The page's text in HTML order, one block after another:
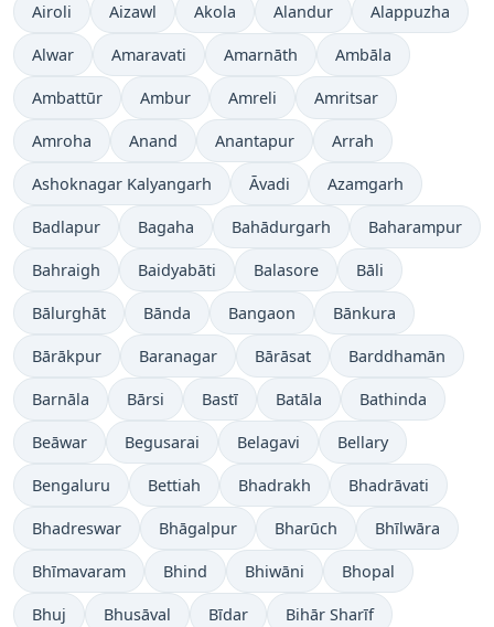
Airoli Aizawl Akola Alandur Alappuzha
Alwar Amaravati Amarnāth Ambāla
Ambattūr Ambur Amreli Amritsar
Amroha Anand Anantapur Arrah
Ashoknagar Kalyangarh Āvadi Azamgarh
Badlapur Bagaha Bahādurgarh Baharampur
Bahraigh Baidyabāti Balasore Bāli
Bālurghāt Bānda Bangaon Bānkura
Bārākpur Baranagar Bārāsat Barddhamān
Barnāla Bārsi Bastī Batāla Bathinda
Beāwar Begusarai Belagavi Bellary
Bengaluru Bettiah Bhadrakh Bhadrāvati
Bhadreswar Bhāgalpur Bharūch Bhīlwāra
Bhīmavaram Bhind Bhiwāni Bhopal
Bhuj Bhusāval Bīdar Bihār Sharīf